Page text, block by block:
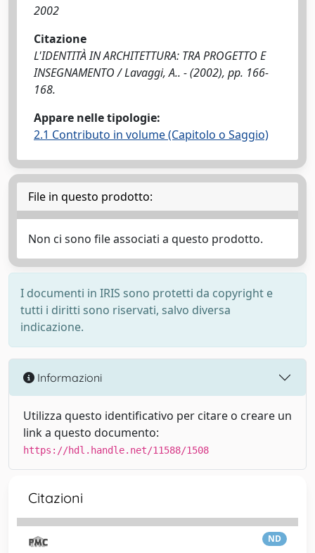
2002
Citazione
L'IDENTITÀ IN ARCHITETTURA: TRA PROGETTO E
INSEGNAMENTO / Lavaggi, A.. - (2002), pp. 166-
168.
Appare nelle tipologie:
2.1 Contributo in volume (Capitolo o Saggio)
File in questo prodotto:
Non ci sono file associati a questo prodotto.
I documenti in IRIS sono protetti da copyright e
tutti i diritti sono riservati, salvo diversa
indicazione.
Informazioni
Utilizza questo identificativo per citare o creare un
link a questo documento:
https://hdl.handle.net/11588/1508
Citazioni
ND